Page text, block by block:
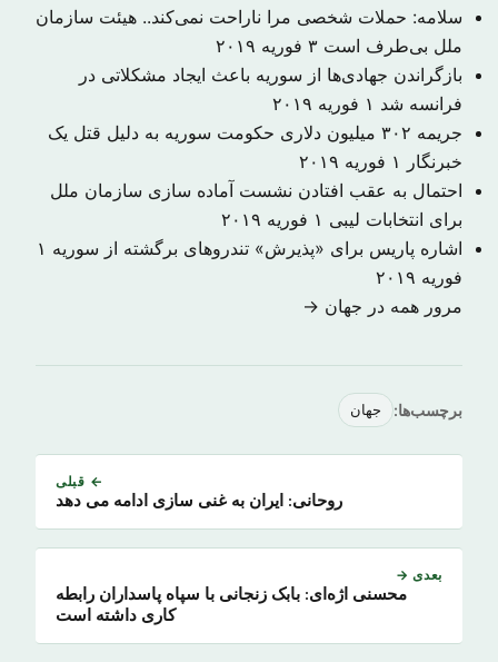
سلامه: حملات شخصی مرا ناراحت نمی‌کند.. هیئت سازمان
ملل بی‌طرف است ۳ فوریه ۲۰۱۹
بازگراندن جهادی‌ها از سوریه باعث ایجاد مشکلاتی در
فرانسه شد ۱ فوریه ۲۰۱۹
جریمه ۳۰۲ میلیون دلاری حکومت سوریه به دلیل قتل یک
خبرنگار
۱ فوریه ۲۰۱۹
احتمال به عقب افتادن نشست آماده سازی سازمان ملل
برای انتخابات لیبی ۱ فوریه ۲۰۱۹
اشاره پاریس برای «پذیرش» تندروهای برگشته از سوریه ۱
فوریه ۲۰۱۹
مرور همه در جهان →
برچسب‌ها: جهان
← قبلی
روحانی: ایران به غنی سازی ادامه می دهد
بعدی →
محسنی اژه‌ای: بابک زنجانی با سپاه پاسداران رابطه
کاری داشته است